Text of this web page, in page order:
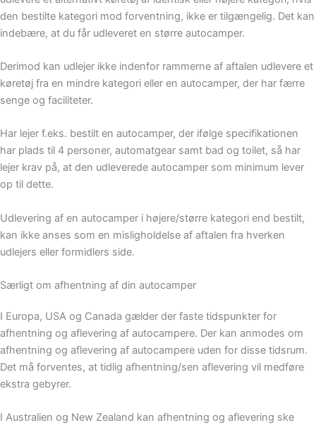
den bestilte kategori mod forventning, ikke er tilgængelig. Det kan
indebære, at du får udleveret en større autocamper.
Derimod kan udlejer ikke indenfor rammerne af aftalen udlevere et
køretøj fra en mindre kategori eller en autocamper, der har færre
senge og faciliteter.
Har lejer f.eks. bestilt en autocamper, der ifølge specifikationen
har plads til 4 personer, automatgear samt bad og toilet, så har
lejer krav på, at den udleverede autocamper som minimum lever
op til dette.
Udlevering af en autocamper i højere/større kategori end bestilt,
kan ikke anses som en misligholdelse af aftalen fra hverken
udlejers eller formidlers side.
Særligt om afhentning af din autocamper
I Europa, USA og Canada gælder der faste tidspunkter for
afhentning og aflevering af autocampere. Der kan anmodes om
afhentning og aflevering af autocampere uden for disse tidsrum.
Det må forventes, at tidlig afhentning/sen aflevering vil medføre
ekstra gebyrer.
I Australien og New Zealand kan afhentning og aflevering ske